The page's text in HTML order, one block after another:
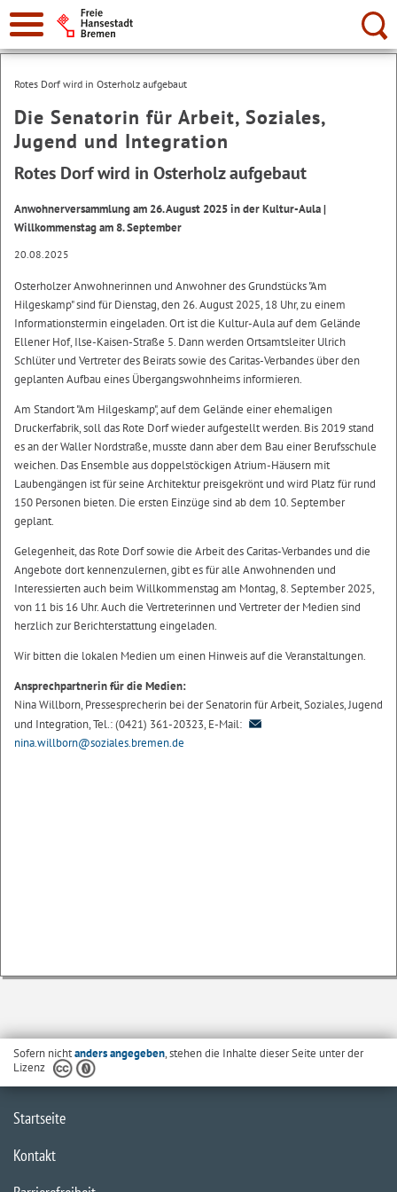
Suche:
Rotes Dorf wird in Osterholz aufgebaut
Die Senatorin für Arbeit, Soziales,
Jugend und Integration
Rotes Dorf wird in Osterholz aufgebaut
Anwohnerversammlung am 26. August 2025 in der Kultur-Aula |
Willkommenstag am 8. September
20.08.2025
Osterholzer Anwohnerinnen und Anwohner des Grundstücks "Am
Hilgeskamp" sind für Dienstag, den 26. August 2025, 18 Uhr, zu einem
Informationstermin eingeladen. Ort ist die Kultur-Aula auf dem Gelände
Ellener Hof, Ilse-Kaisen-Straße 5. Dann werden Ortsamtsleiter Ulrich
Schlüter und Vertreter des Beirats sowie des Caritas-Verbandes über den
geplanten Aufbau eines Übergangswohnheims informieren.
Am Standort "Am Hilgeskamp", auf dem Gelände einer ehemaligen
Druckerfabrik, soll das Rote Dorf wieder aufgestellt werden. Bis 2019 stand
es an der Waller Nordstraße, musste dann aber dem Bau einer Berufsschule
weichen. Das Ensemble aus doppelstöckigen Atrium-Häusern mit
Laubengängen ist für seine Architektur preisgekrönt und wird Platz für rund
150 Personen bieten. Die ersten Einzüge sind ab dem 10. September
geplant.
Gelegenheit, das Rote Dorf sowie die Arbeit des Caritas-Verbandes und die
Angebote dort kennenzulernen, gibt es für alle Anwohnenden und
Interessierten auch beim Willkommenstag am Montag, 8. September 2025,
von 11 bis 16 Uhr. Auch die Vertreterinnen und Vertreter der Medien sind
herzlich zur Berichterstattung eingeladen.
Wir bitten die lokalen Medien um einen Hinweis auf die Veranstaltungen.
Ansprechpartnerin für die Medien:
Nina Willborn, Pressesprecherin bei der Senatorin für Arbeit, Soziales, Jugend
und Integration, Tel.: (0421) 361-20323, E-Mail:
nina.willborn@soziales.bremen.de
Sofern nichtanders angegeben, stehen die Inhalte dieser Seite unter der
Lizenz
Startseite
Kontakt